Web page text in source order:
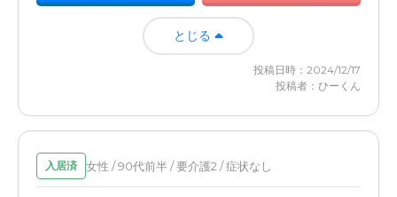
とじる
投稿日時：2024/12/17
投稿者：ひーくん
入居済 女性 / 90代前半 / 要介護2 / 症状なし